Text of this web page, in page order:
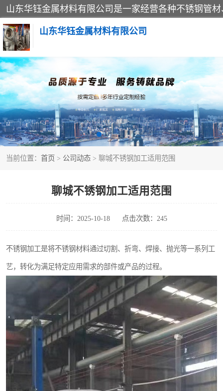
山东华钰金属材料有限公司
当前位置： 首页 > 公司动态 > 聊城不锈钢加工适用范围
聊城不锈钢加工适用范围
时间：2025-10-18 点击次数：245
不锈钢加工是将不锈钢材料通过切割、折弯、焊接、抛光等一系列工
艺，转化为满足特定应用需求的部件或产品的过程。
不锈钢管
管件标准件
不锈钢人孔
不锈钢角钢